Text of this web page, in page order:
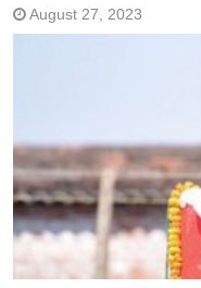
August 27, 2023